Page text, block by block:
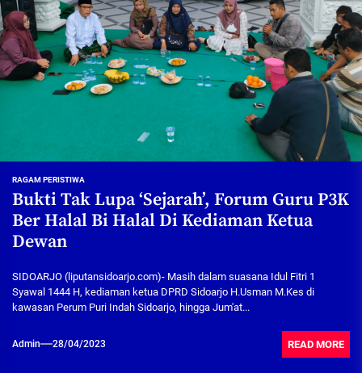
RAGAM PERISTIWA
Bukti Tak Lupa ‘Sejarah’, Forum Guru P3K
Ber Halal Bi Halal Di Kediaman Ketua
Dewan
SIDOARJO (liputansidoarjo.com)- Masih dalam suasana Idul Fitri 1
Syawal 1444 H, kediaman ketua DPRD Sidoarjo H.Usman M.Kes di
kawasan Perum Puri Indah Sidoarjo, hingga Jum'at...
Admin 28/04/2023 READ MORE